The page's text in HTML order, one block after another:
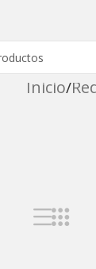
Inicio